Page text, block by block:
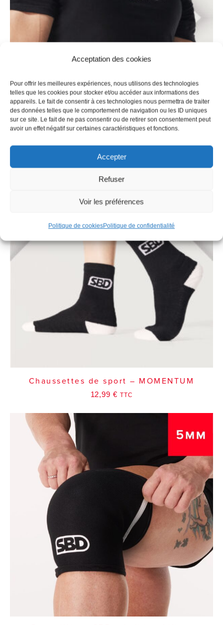
Acceptation des cookies
Pour offrir les meilleures expériences, nous utilisons des technologies
telles que les cookies pour stocker et/ou accéder aux informations des
appareils. Le fait de consentir à ces technologies nous permettra de traiter
des données telles que le comportement de navigation ou les ID uniques
sur ce site. Le fait de ne pas consentir ou de retirer son consentement peut
avoir un effet négatif sur certaines caractéristiques et fonctions.
Accepter
Refuser
Voir les préférences
Politique de cookiesPolitique de confidentialité
T-shirt SBD Brand – MOMENTUM
37,49€ TTC
Chaussettes de sport – MOMENTUM
12,99 € TTC